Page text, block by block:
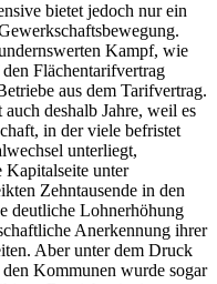
bietet jedoch nur ein
Kampf, wie
Flächentarifvertrag
aus dem Tarifvertrag.
deshalb Jahre, weil es
in der viele befristet
unterliegt,
Kapitalseite unter
Zehntausende in den
deutliche Lohnerhöhung
Anerkennung ihrer
Aber unter dem Druck
Kommunen wurde sogar